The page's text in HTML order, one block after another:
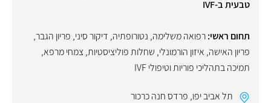
טבעית ב-IVF
תחום ראשי:רפואה משלימה, נטורופתיה, דיקור סיני, פריון הגבר,
פריון האישה, איזון הורמונלי, שחלות פוליציסטיות, צמחי מרפא,
תמיכה בתהליכי פוריות וטיפולי IVF
תל אביב יפו, פרדס חנה כרכור